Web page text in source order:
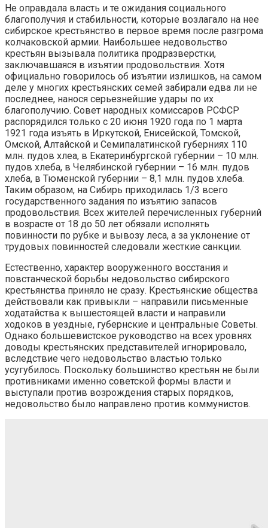
Не оправдала власть и те ожидания социального
благополучия и стабильности, которые возлагало на нее
сибирское крестьянство в первое время после разгрома
колчаковской армии. Наибольшее недовольство
крестьян вызывала политика продразверстки,
заключавшаяся в изъятии продовольствия. Хотя
официально говорилось об изъятии излишков, на самом
деле у многих крестьянских семей забирали едва ли не
последнее, нанося серьезнейшие удары по их
благополучию. Совет народных комиссаров РСФСР
распорядился только с 20 июня 1920 года по 1 марта
1921 года изъять в Иркутской, Енисейской, Томской,
Омской, Алтайской и Семипалатинской губерниях 110
млн. пудов хлеа, в Екатеринбургской губернии – 10 млн.
пудов хлеба, в Челябинской губернии – 16 млн. пудов
хлеба, в Тюменской губернии – 8,1 млн. пудов хлеба.
Таким образом, на Сибирь приходилась 1/3 всего
государственного задания по изъятию запасов
продовольствия. Всех жителей перечисленных губерний
в возрасте от 18 до 50 лет обязали исполнять
повинности по рубке и вывозу леса, а за уклонение от
трудовых повинностей следовали жесткие санкции.
Естественно, характер вооруженного восстания и
повстанческой борьбы недовольство сибирского
крестьянства приняло не сразу. Крестьянские общества
действовали как привыкли – направили письменные
ходатайства к вышестоящей власти и направили
ходоков в уездные, губернские и центральные Советы.
Однако большевистское руководство на всех уровнях
доводы крестьянских представителей игнорировало,
вследствие чего недовольство властью только
усугубилось. Поскольку большинство крестьян не были
противниками именно советской формы власти и
выступали против возрождения старых порядков,
недовольство было направлено против коммунистов.